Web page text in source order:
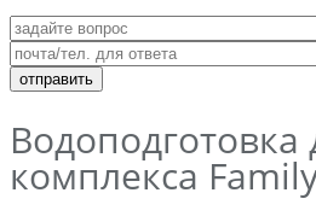
комплекса